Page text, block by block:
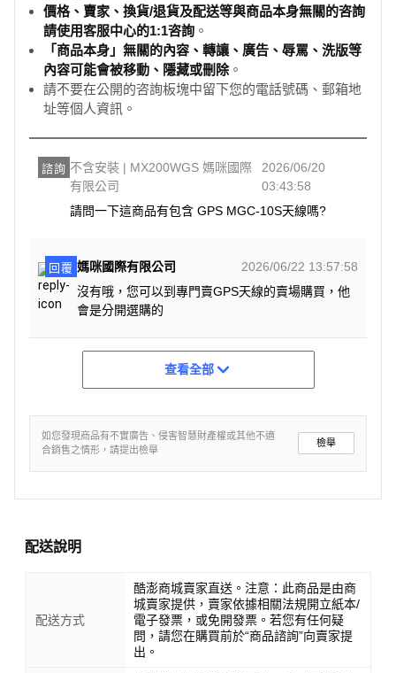
Polaroid 客服專線 (台灣區)
客服專線 :(02)77143363
安裝專線 :(02)22686123
服務時間
星期一至星期五 AM 10:00-PM17:00
注意： 下列規格若有變更，恕不另行通知。同一產品之規
格、功能及其上提供之服務將因銷售地區之不同而異，實際
專線)
我們所提供為全新產品，並提供以下保證
- 本產品已通過BSMI標準檢驗局認證標準，字號R45334，
◆退(換)貨注意事項:
1、本商品未確定購買前嚴禁使用!否將影響您退換貨權利。
穢，將影響您退、換貨權益！猶豫期間內請妥善保護相關物
件。
3、請保留原包裝袋、紙箱！退貨時請以原裝袋、紙箱包裝
退回，包裝不完全造成商品損壞恕將影響您退貨權益。
4、（如有贈品）贈品隨貨品附上！遺失或損壞將影響您退
價格、賣家、換貨/退貨及配送等與商品本身無關的咨詢
請使用客服中心的1:1咨詢 。
「商品本身」無關的內容、轉讓、廣告、辱罵、洗版等
內容可能會被移動、隱藏或刪除。
請不要在公開的咨詢板塊中留下您的電話號碼、郵箱地
址等個人資訊。
諮詢 不含安裝 | MX200WGS 媽咪國際
有限公司
2026/06/20
03:43:58
請問一下這商品有包含 GPS MGC-10S天線嗎?
回覆 媽咪國際有限公司
2026/06/22 13:57:58
沒有哦，您可以到專門賣GPS天線的賣場購買，他
會是分開選購的
查看全部
如您發現商品有不實廣告、侵害智慧財產權或其他不適
合銷售之情形，請提出檢舉
檢舉
配送說明
配送方式
酷澎商城賣家直送。注意：此商品是由商
城賣家提供，賣家依據相關法規開立紙本/
電子發票，或免開發票。若您有任何疑
問，請您在購買前於“商品諮詢”向賣家提
出。